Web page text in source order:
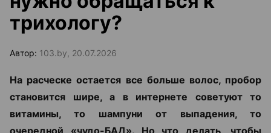
трихологу?
Автор: 103.by, 20.07.2026
На расческе остается все больше волос, пробор
становится шире, а в интернете советуют то
витамины, то шампуни от выпадения, то